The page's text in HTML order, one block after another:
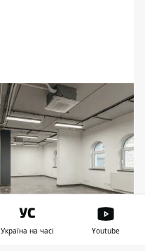
Україна на часі Youtube